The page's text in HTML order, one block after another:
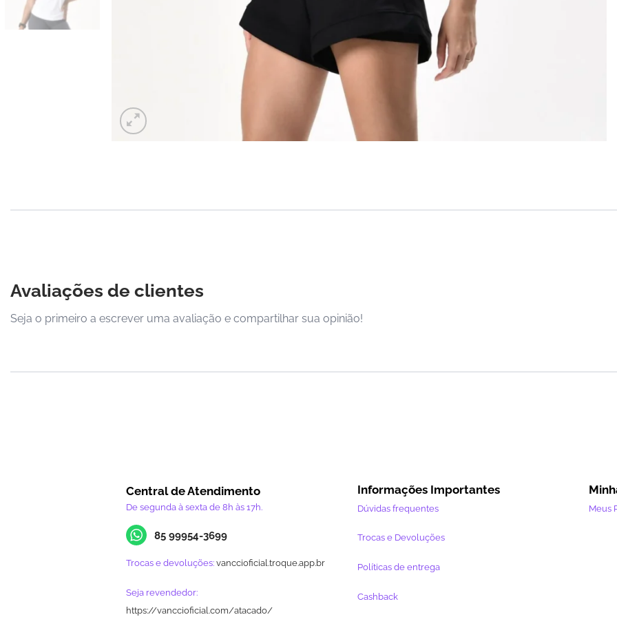
Avaliações de clientes
Seja o primeiro a escrever uma avaliação e compartilhar sua opinião!
Central de Atendimento
De segunda à sexta de 8h às 17h.
85 99954-3699
Trocas e devoluções: vanccioficial.troque.app.br
Seja revendedor:
https://vanccioficial.com/atacado/
Informações Importantes
Dúvidas frequentes
Trocas e Devoluções
Políticas de entrega
Cashback
Meus